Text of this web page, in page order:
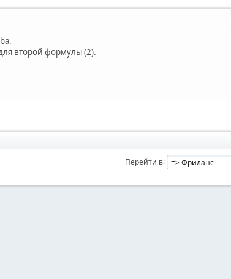
второй формулы (2).
Перейти в